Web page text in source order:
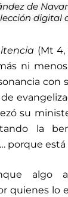
de
digital
(Mt 4,
ni
con
su
la
está
algo
quienes lo